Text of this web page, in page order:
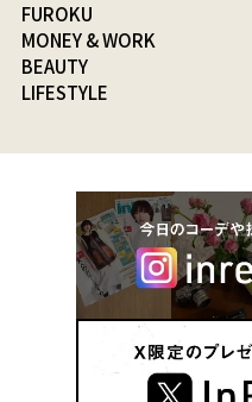
FUROKU
MONEY & WORK
BEAUTY
LIFESTYLE